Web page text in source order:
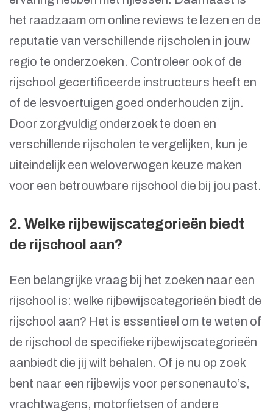
het raadzaam om online reviews te lezen en de
reputatie van verschillende rijscholen in jouw
regio te onderzoeken. Controleer ook of de
rijschool gecertificeerde instructeurs heeft en
of de lesvoertuigen goed onderhouden zijn.
Door zorgvuldig onderzoek te doen en
verschillende rijscholen te vergelijken, kun je
uiteindelijk een weloverwogen keuze maken
voor een betrouwbare rijschool die bij jou past.
2. Welke rijbewijscategorieën biedt
de rijschool aan?
Een belangrijke vraag bij het zoeken naar een
rijschool is: welke rijbewijscategorieën biedt de
rijschool aan? Het is essentieel om te weten of
de rijschool de specifieke rijbewijscategorieën
aanbiedt die jij wilt behalen. Of je nu op zoek
bent naar een rijbewijs voor personenauto’s,
vrachtwagens, motorfietsen of andere